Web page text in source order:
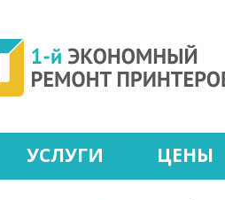
УСЛУГИ ЦЕНЫ